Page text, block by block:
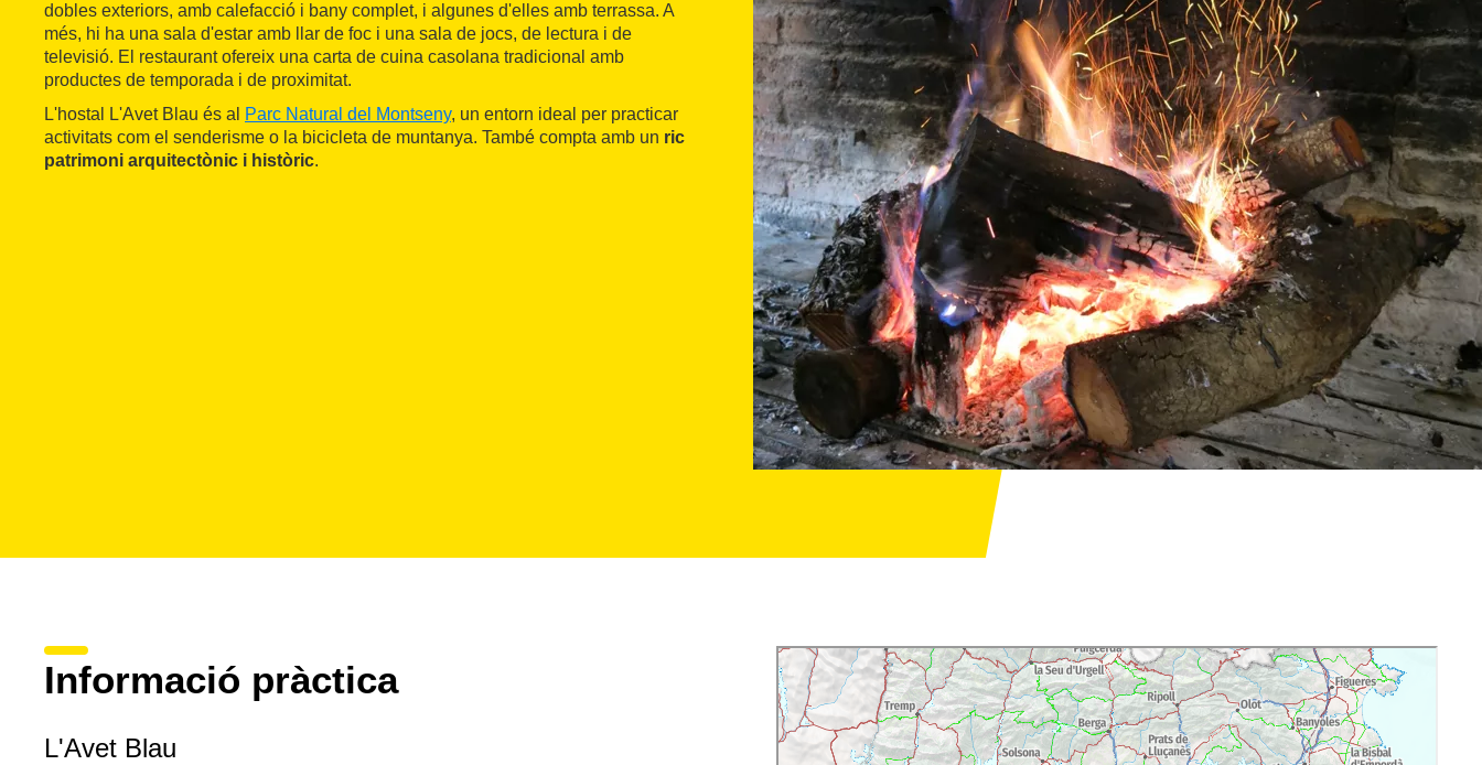
dobles exteriors, amb calefacció i bany complet, i algunes d'elles amb terrassa. A
més, hi ha una sala d'estar amb llar de foc i una sala de jocs, de lectura i de
televisió. El restaurant ofereix una carta de cuina casolana tradicional amb
productes de temporada i de proximitat.
L'hostal L'Avet Blau és al
Parc Natural del Montseny, un entorn ideal per practicar
activitats com el senderisme o la bicicleta de muntanya. També compta amb un ric
patrimoni arquitectònic i històric.
Informació pràctica
L'Avet Blau